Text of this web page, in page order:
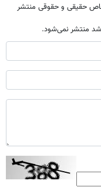
حقیقی و حقوقی منتشر
منتشر نمی‌شود.